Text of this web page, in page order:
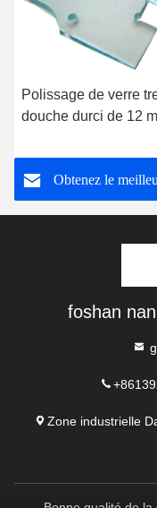
Polissage de verre
douche durci de 12
Obtenez le
foshan
Zone industrielle